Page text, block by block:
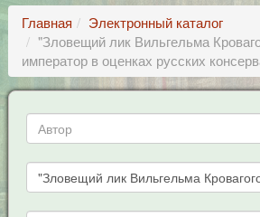
Главная
Электронный каталог
"Зловещий лик Вильгельма
император в оценках русских